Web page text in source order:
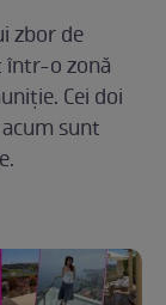
zbor de
într-o zonă
Cei doi
sunt